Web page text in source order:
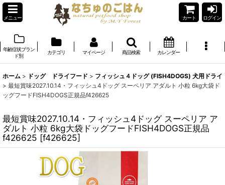
メニュー カート ログイン
年齢症状ブラン
ド別
カテゴリ マイページ 商品検索 カレンダー
ホーム > ドッグ ドライフード > フィッシュ４ドッグ (FISH4DOGS) 犬用ドライ
> 最短賞味2027.10.14・フィッシュ4ドッグ スーペリア アダルト 小粒 6kg大袋ド
ッグフードFISH4DOGS正規品f426625
最短賞味2027.10.14・フィッシュ4ドッグ スーペリア ア
ダルト 小粒 6kg大袋ドッグフードFISH4DOGS正規品
f426625 [f426625]